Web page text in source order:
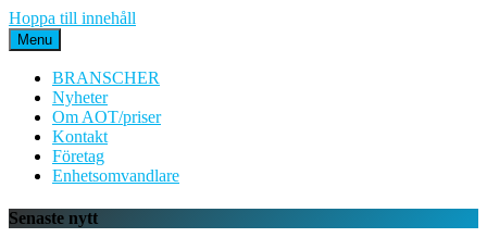
Hoppa till innehåll
Menu
BRANSCHER
Nyheter
Om AOT/priser
Kontakt
Företag
Enhetsomvandlare
Senaste nytt